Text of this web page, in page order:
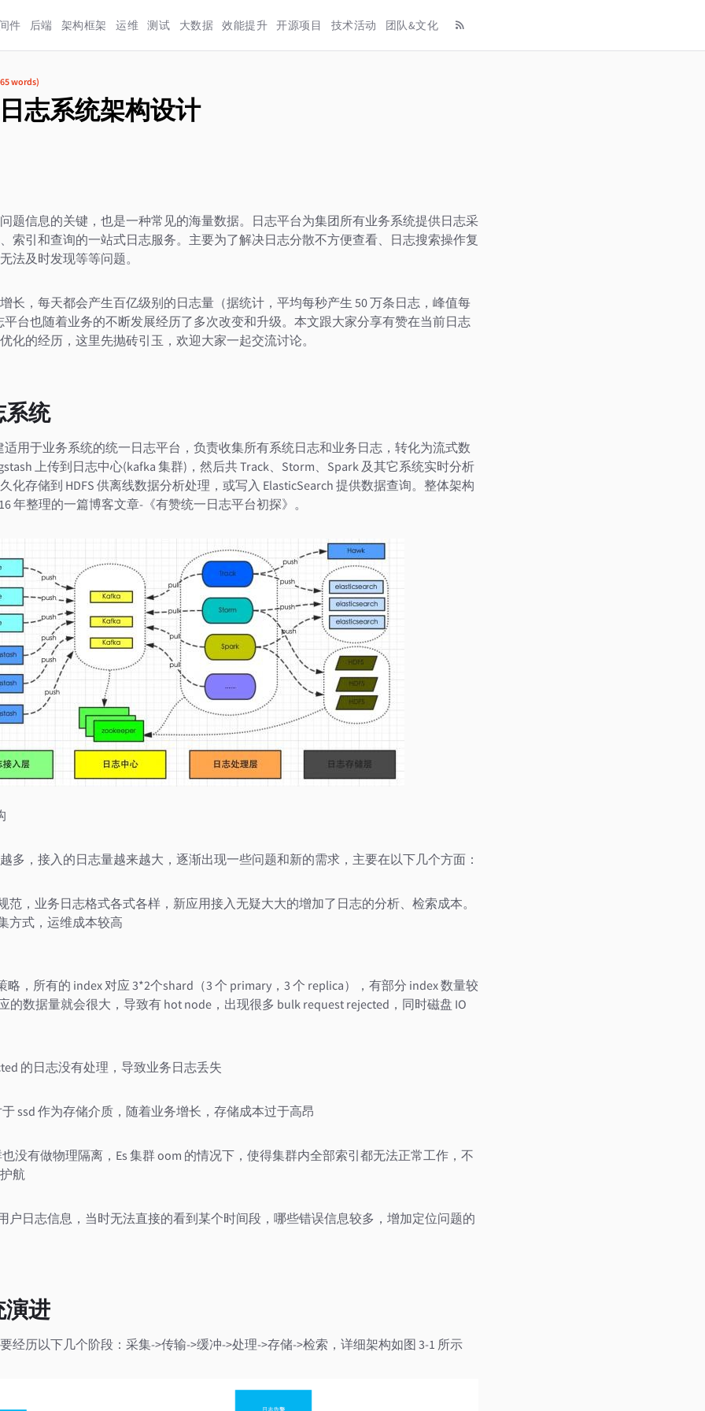
件 后端 架构框架 运维 测试 大数据 效能提升 开源项目 技术活动 团队&文化
words)
志系统架构设计
题信息的关键，也是一种常见的海量数据。日志平台为集团所有业务系统提供日志采
索引和查询的一站式日志服务。主要为了解决日志分散不方便查看、日志搜索操作复
法及时发现等等问题。
长，每天都会产生百亿级别的日志量（据统计，平均每秒产生 50 万条日志，峰值每
平台也随着业务的不断发展经历了多次改变和升级。本文跟大家分享有赞在当前日志
化的经历，这里先抛砖引玉，欢迎大家一起交流讨论。
系统
适用于业务系统的统一日志平台，负责收集所有系统日志和业务日志，转化为流式数
上传到日志中心(kafka 集群)，然后共 Track、Storm、Spark 及其它系统实时分析
化存储到 HDFS 供离线数据分析处理，或写入 ElasticSearch 提供数据查询。整体架构
年整理的一篇博客文章-《有赞统一日志平台初探》。
多，接入的日志量越来越大，逐渐出现一些问题和新的需求，主要在以下几个方面：
范，业务日志格式各式各样，新应用接入无疑大大的增加了日志的分析、检索成本。
方式，运维成本较高
略，所有的 index 对应 3*2个shard（3 个 primary，3 个 replica），有部分 index 数量较
的数据量就会很大，导致有 hot node，出现很多 bulk request rejected，同时磁盘 IO
的日志没有处理，导致业务日志丢失
ssd 作为存储介质，随着业务增长，存储成本过于高昂
也没有做物理隔离，Es 集群 oom 的情况下，使得集群内全部索引都无法正常工作，不
航
户日志信息，当时无法直接的看到某个时间段，哪些错误信息较多，增加定位问题的
演进
经历以下几个阶段：采集->传输->缓冲->处理->存储->检索，详细架构如图 3-1 所示